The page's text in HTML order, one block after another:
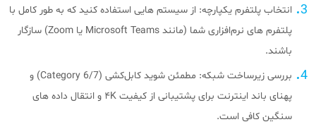
انتخاب پلتفرم یکپارچه: از سیستم‌ هایی استفاده کنید که به‌ طور کامل با
پلتفرم‌ های نرم‌افزاری شما (مانند Microsoft Teams یا Zoom) سازگار
باشند.
بررسی زیرساخت شبکه: مطمئن شوید کابل‌کشی (Category 6/7) و
پهنای باند اینترنت برای پشتیبانی از کیفیت ۴K و انتقال داده‌ های
سنگین کافی است.